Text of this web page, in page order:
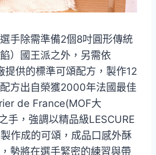
手除需準備2個8吋圓形傳統
）國王派之外，另需依
提供的標準可頌配方，製作12
方出自榮獲2000年法國最佳
de France(MOF大
手，強調以精品級LESCURE
作成的可頌，成品口感外酥
勢將在選手緊密的練習與帶